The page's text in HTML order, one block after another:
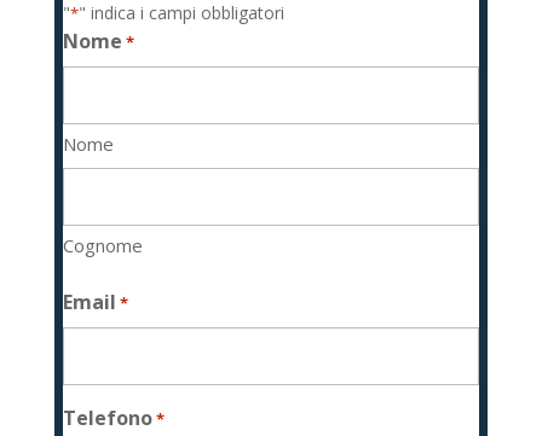
"*" indica i campi obbligatori
Nome *
Nome
Cognome
Email *
Telefono*